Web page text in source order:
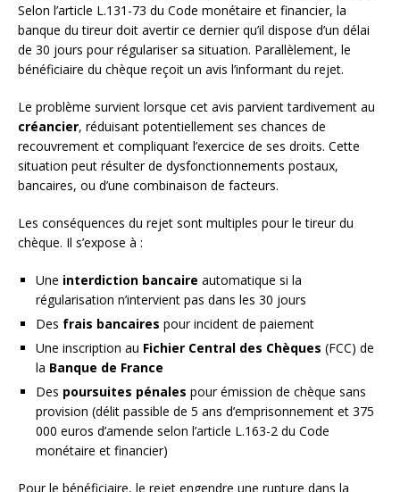
Selon l’article L.131-73 du Code monétaire et financier, la
banque du tireur doit avertir ce dernier qu’il dispose d’un délai
de 30 jours pour régulariser sa situation. Parallèlement, le
bénéficiaire du chèque reçoit un avis l’informant du rejet.
Le problème survient lorsque cet avis parvient tardivement au
créancier, réduisant potentiellement ses chances de
recouvrement et compliquant l’exercice de ses droits. Cette
situation peut résulter de dysfonctionnements postaux,
bancaires, ou d’une combinaison de facteurs.
Les conséquences du rejet sont multiples pour le tireur du
chèque. Il s’expose à :
Une interdiction bancaire automatique si la
régularisation n’intervient pas dans les 30 jours
Des frais bancaires pour incident de paiement
Une inscription au Fichier Central des Chèques (FCC) de
la Banque de France
Des poursuites pénales pour émission de chèque sans
provision (délit passible de 5 ans d’emprisonnement et 375
000 euros d’amende selon l’article L.163-2 du Code
monétaire et financier)
Pour le bénéficiaire, le rejet engendre une rupture dans la